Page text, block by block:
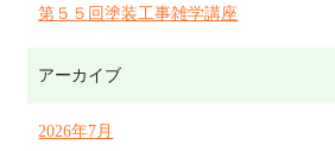
第５５回塗装工事雑学講座
アーカイブ
2026年7月